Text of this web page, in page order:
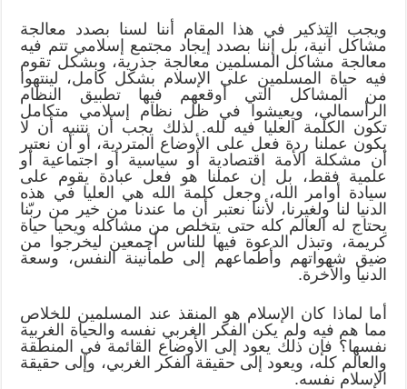
ويجب التذكير في هذا المقام أننا لسنا بصدد معالجة
مشاكل آنية، بل إننا بصدد إيجاد مجتمع إسلامي تتم فيه
معالجة مشاكل المسلمين معالجة جذرية، وبشكل تقوم
فيه حياة المسلمين على الإسلام بشكل كامل، لينتهوا
من المشاكل التي أوقعهم فيها تطبيق النظام
الرأسمالي، ويعيشوا في ظل نظام إسلامي متكامل
تكون الكلمة العليا فيه لله. لذلك يجب أن نتنبه أن لا
يكون عملنا ردة فعل على الأوضاع المتردية، أو أن نعتبر
أن مشكلة الأمة اقتصادية أو سياسية أو اجتماعية أو
علمية فقط، بل إن عملنا هو فعل عبادة يقوم على
سيادة أوامر الله، وجعل كلمة الله هي العليا في هذه
الدنيا لنا ولغيرنا، لأننا نعتبر أن ما عندنا من خير من ربّنا
يحتاج له العالم كله حتى يتخلص من مشاكله ويحيا حياة
كريمة، وتبذل الدعوة فيها للناس أجمعين ليخرجوا من
ضيق شهواتهم وأطماعهم إلى طمأنينة النفس، وسعة
الدنيا والآخرة.
أما لماذا كان الإسلام هو المنقذ عند المسلمين للخلاص
مما هم فيه ولم يكن الفكر الغربي نفسه والحياة الغربية
نفسها؟ فإن ذلك يعود إلى الأوضاع القائمة في المنطقة
والعالم كله، ويعود إلى حقيقة الفكر الغربي، وإلى حقيقة
الإسلام نفسه.